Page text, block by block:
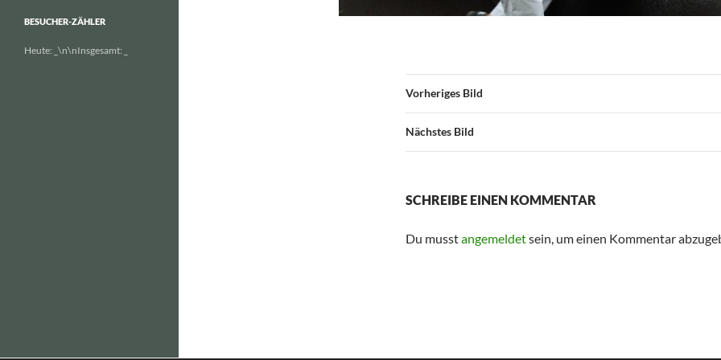
Vorheriges Bild
Nächstes Bild
SCHREIBE EINEN KOMMENTAR
Du musstangemeldetsein, um einen Kommentar
BESUCHER-ZÄHLER
Heute: \n\nInsgesamt: